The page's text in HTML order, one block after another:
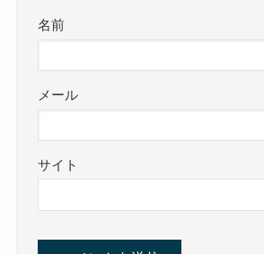
名前
メール
サイト